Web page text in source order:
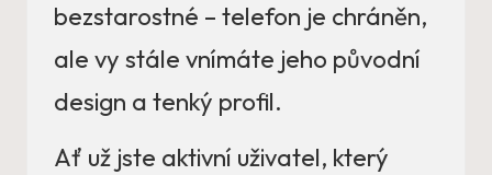
bezstarostné – telefon je chráněn,
ale vy stále vnímáte jeho původní
design a tenký profil.
Ať už jste aktivní uživatel, který